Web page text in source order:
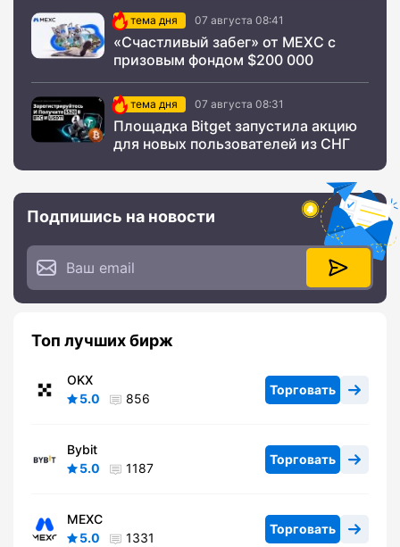
тема дня 07 августа 08:41
«Счастливый забег» от MEXC с
призовым фондом $200 000
тема дня 07 августа 08:31
Площадка Bitget запустила акцию
для новых пользователей из СНГ
Подпишись на новости
Топ лучших бирж
OKX
5.0
856
Торговать
Bybit
5.0
1187
Торговать
MEXC
5.0
1331
Торговать